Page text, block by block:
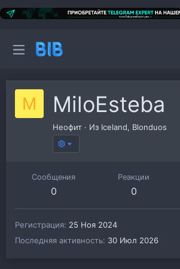
M MiloEsteba
Неофит · Из Iceland, Blonduos
Сообщения
0
Реакции
0
Регистрация 25 Ноя 2024
Последняя активность 30 Июл 2026